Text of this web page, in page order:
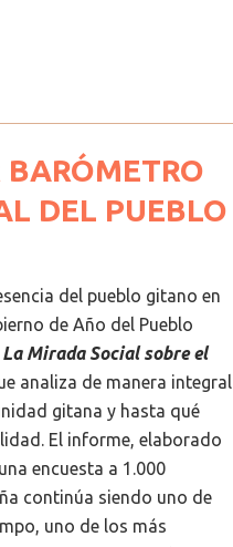
DEL PUEBLO
del pueblo gitano en
de Año del Pueblo
La Mirada Social sobre el
analiza de manera integral
gitana y hasta qué
El informe, elaborado
encuesta a 1.000
continúa siendo uno de
uno de los más